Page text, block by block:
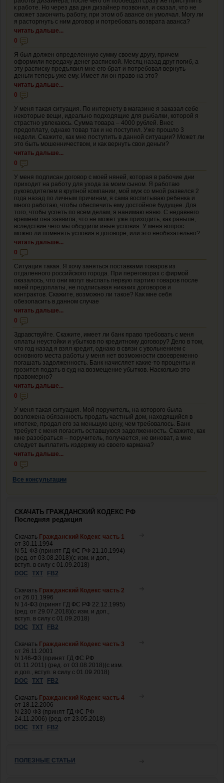
к работе. Но через два дня дизайнер позвонил, и сказал, что не
сможет закончить работу, при этом об авансе он умолчал. Могу ли
я расторгнуть с ним договор и потребовать возврата аванса?
читать дальше...
0
Я был должен определенную сумму своему другу, причем
оформили передачу денег распиской. Месяц назад друг погиб, а
эту расписку предъявил мне его брат и потребовал вернуть
деньги теперь уже ему. Имеет ли он право на это?
читать дальше...
0
У меня такая ситуация. По интернету в магазине я заказал себе
некоторые вещи, идеально подходящие для рыбалки, которой я
страстно увлекаюсь. Сумма товара – 4000 рублей. Внес
предоплату, однако товар так и не поступил. Уже прошло 3
недели. Скажите, как мне поступить в данной ситуации? Может ли
это быть мошенничеством, и как вернуть свои деньги?
читать дальше...
0
У меня подписан договор с моей няней, которая в рабочие дни
приходит на работу для ухода за моим сыном. Я работаю
руководителем в крупной компании, мой муж со мной развелся 2
года назад по личным причинам, я сама воспитываю ребенка и
много работаю, чтобы обеспечить ему достойное будущее. Для
того, чтобы успеть по всем делам, я нанимаю няню. С недавнего
времени она заявила, что не может уже приходить, как раньше,
вследствие чего мы обсудили иные условия. У меня вопрос:
можно ли поменять условия в договоре, или это необязательно?
читать дальше...
0
Ситуация такая. Я хочу заняться поставками товаров из
отдаленного российского города. При переговорах с фирмой
оказалось, что они могут выслать первую партию товаров после
моей предоплаты, не подписывая никаких договоров и
контрактов. Скажите, возможно ли такое? Как мне себя
обезопасить в данном случае
читать дальше...
0
Здравствуйте. Скажите, имеет ли банк право требовать с меня
оплаты неустойки и убытков по кредитному договору? Дело в том,
что год назад я взял кредит, однако в связи с увольнением с
основного места работы у меня нет возможности своевременно
погашать задолженность. Банк начисляет какие-то проценты и
грозится подать в суд на возмещение убытков. Насколько это
правомерно?
читать дальше...
0
У меня такая ситуация. Мой поручитель, на которого была
возложена обязанность продать частный дом, находящийся в
ипотеке, продал его за меньшую цену, чем требовалось. Банк
требует с меня погасить оставшуюся задолженность. Скажите, как
мне разобраться – поручитель, получается, не виноват, а мне
следует выплатить издержку из своего кармана?
читать дальше...
0
Все консультации
СКАЧАТЬ ГРАЖДАНСКИЙ КОДЕКС РФ
Последняя редакция
Скачать Гражданский Кодекс часть 1
от 30.11.1994
N 51-ФЗ (принят ГД ФС РФ 21.10.1994)
(ред. от 03.08.2018)(с изм. и доп.,
вступ. в силу с 01.09.2018)
DOC
TXT FB2
Скачать Гражданский Кодекс часть 2
от 26.01.1996
N 14-ФЗ (принят ГД ФС РФ 22.12.1995)
(ред. от 29.07.2018)(с изм. и доп.,
вступ. в силу с 01.09.2018)
DOC
TXT FB2
Скачать Гражданский Кодекс часть 3
от 26.11.2001
N 146-ФЗ (принят ГД ФС РФ
01.11.2011) (ред. от 03.08.2018)(с изм.
и доп., вступ. в силу с 01.09.2018)
DOC
TXT FB2
Скачать Гражданский Кодекс часть 4
от 18.12.2006
N 230-ФЗ (принят ГД ФС РФ
24.11.2006) (ред. от 23.05.2018)
DOC
TXT FB2
ПОЛЕЗНЫЕ СТАТЬИ